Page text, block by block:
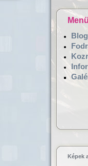
Menü
Képek